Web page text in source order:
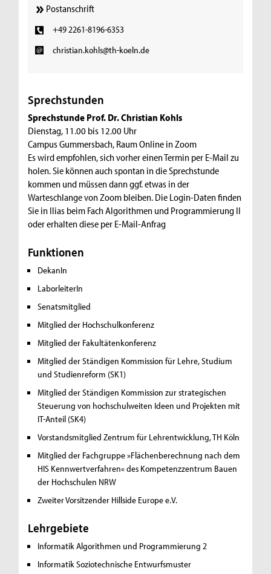
Postanschrift
+49 2261-8196-6353
christian.kohls@th-koeln.de
Sprechstunden
Sprechstunde Prof. Dr. Christian Kohls
Dienstag, 11.00 bis 12.00 Uhr
Campus Gummersbach, Raum Online in Zoom
Es wird empfohlen, sich vorher einen Termin per E-Mail zu
holen. Sie können auch spontan in die Sprechstunde
kommen und müssen dann ggf. etwas in der
Warteschlange von Zoom bleiben. Die Login-Daten finden
Sie in Ilias beim Fach Algorithmen und Programmierung II
oder erhalten diese per E-Mail-Anfrag
Funktionen
DekanIn
LaborleiterIn
Senatsmitglied
Mitglied der Hochschulkonferenz
Mitglied der Fakultätenkonferenz
Mitglied der Ständigen Kommission für Lehre, Studium
und Studienreform (SK1)
Mitglied der Ständigen Kommission zur strategischen
Steuerung von hochschulweiten Ideen und Projekten mit
IT-Anteil (SK4)
Vorstandsmitglied Zentrum für Lehrentwicklung, TH Köln
Mitglied der Fachgruppe »Flächenberechnung nach dem
HIS Kennwertverfahren« des Kompetenzzentrum Bauen
der Hochschulen NRW
Zweiter Vorsitzender Hillside Europe e.V.
Lehrgebiete
InformatikAlgorithmen und Programmierung 2
InformatikSoziotechnische Entwurfsmuster